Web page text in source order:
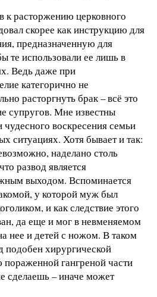
к расторжению церковного
скорее как инструкцию для
предназначенную для
те использовали ее лишь в
Ведь даже при
категорично не
расторгнуть брак – всё это
супругов. Мне известны
воскресения семьи
ситуациях. Хотя бывает и так:
наделано столь
развод является
выходом. Вспоминается
у которой муж был
и как следствие этого
да еще и мог в невменяемом
нее и детей с ножом. В таком
подобен хирургической
гангреной части
сделаешь – иначе может